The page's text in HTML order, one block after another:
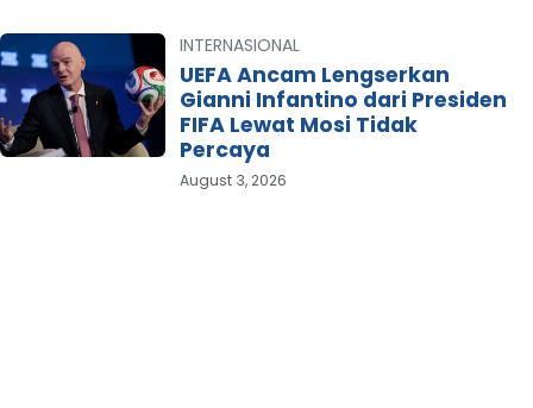
INTERNASIONAL
UEFA Ancam Lengserkan
Gianni Infantino dari Presiden
FIFA Lewat Mosi Tidak
Percaya
August 3, 2026